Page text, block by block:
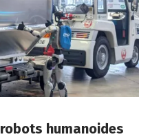
humanoides